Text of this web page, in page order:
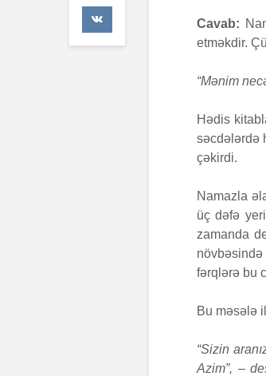
Cavab:
etməkdir.
“Mənim
Hədis
səcdələrdə
çəkirdi.
Namazla
üç dəfə
zamanda
fərqlərə bu
Bu məsələ
“Sizin
Azim”, –